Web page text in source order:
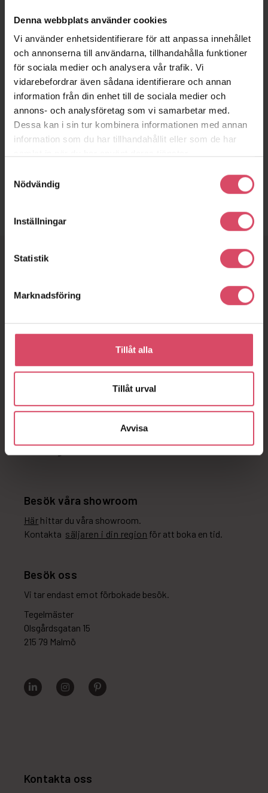
Denna webbplats använder cookies
Vi använder enhetsidentifierare för att anpassa innehållet
och annonserna till användarna, tillhandahålla funktioner
för sociala medier och analysera vår trafik. Vi
vidarebefordrar även sådana identifierare och annan
information från din enhet till de sociala medier och
annons- och analysföretag som vi samarbetar med.
Dessa kan i sin tur kombinera informationen med annan
information som du har tillhandahållit eller som de har
Nödvändig
Inställningar
Statistik
Marknadsföring
Tillåt alla
Tillåt urval
Avvisa
mellanväggarna. Därför har SUPERVÄGGEN tegelsten också i
bakmuren, detta för att utnyttja den termiska trögheten på
bästa sätt. En halvstensvägg i tegel lagrar mer än 5 ggr så
mycket värme som motsvarande vägg av gipsklädd
regelstomme. Genom att variera isolertjockleken anpassas
energieffektiviteten i SUPERVÄGGEN efter rådande krav och
aktuella förutsättningar. En flexibel vägg för framtiden.
Ladda hem – ”Systembeskrivning
Superväggen.pdf”
Hör av dig till oss
Kontakta oss direkt
Fyll i vårt kontaktformulär
Kontakta oss
Besök våra showroom
Här hittar du våra showroom.
Kontakta säljaren i din region för att boka en tid.
Besök oss
Vi tar endast emot förbokade besök.
Tegelmäster
Olsgårdsgatan 15
215 79 Malmö